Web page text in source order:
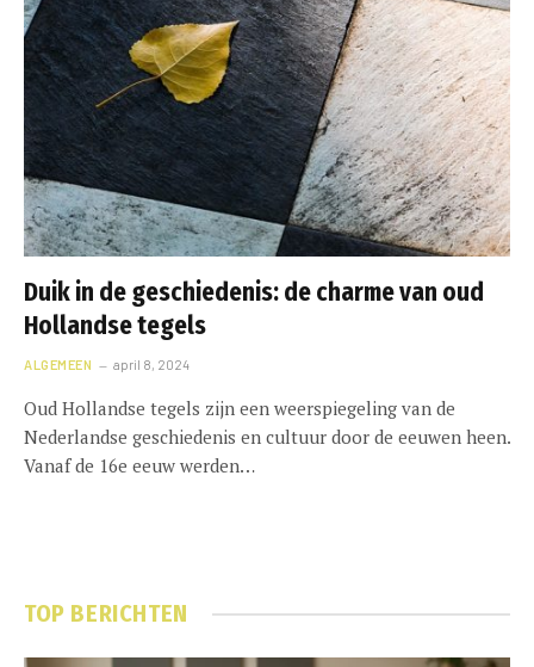
Duik in de geschiedenis: de charme van oud
Hollandse tegels
ALGEMEEN april 8, 2024
Oud Hollandse tegels zijn een weerspiegeling van de
Nederlandse geschiedenis en cultuur door de eeuwen heen.
Vanaf de 16e eeuw werden…
TOP BERICHTEN